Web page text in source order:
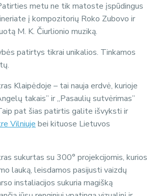
metu ne tik matoste įspūdingus
į kompozitorių Roko Zubovo ir
M. K. Čiurlionio muziką.
patirtys tikrai unikalios. Tinkamos
Klaipėdoje – tai nauja erdvė, kurioje
takais” ir „Pasaulių sutvėrimas”
pat šias patirtis galite išvyksti ir
Vilniuje bei kituose Lietuvos
sukurtas su 300° projekcijomis, kurios
lauką, leisdamos pasijusti vaizdų
instaliacijos sukuria magišką